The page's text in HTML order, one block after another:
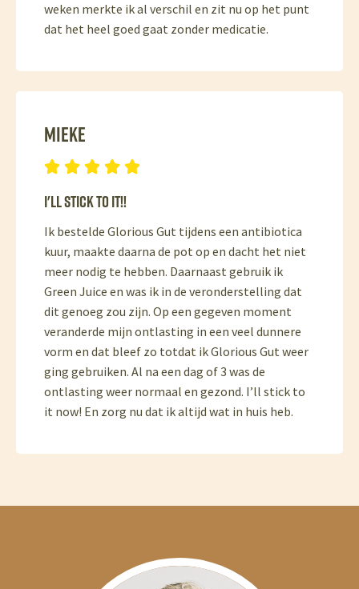
weken merkte ik al verschil en zit nu op het punt
dat het heel goed gaat zonder medicatie.
Mieke
    
I'll stick to it!!
Ik bestelde Glorious Gut tijdens een antibiotica
kuur, maakte daarna de pot op en dacht het niet
meer nodig te hebben. Daarnaast gebruik ik
Green Juice en was ik in de veronderstelling dat
dit genoeg zou zijn. Op een gegeven moment
veranderde mijn ontlasting in een veel dunnere
vorm en dat bleef zo totdat ik Glorious Gut weer
ging gebruiken. Al na een dag of 3 was de
ontlasting weer normaal en gezond. I’ll stick to
it now! En zorg nu dat ik altijd wat in huis heb.